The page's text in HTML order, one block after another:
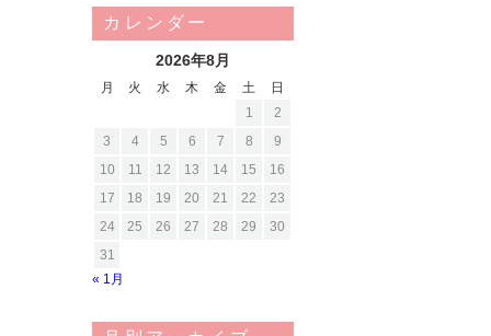
カレンダー
2026年8月
月 火 水 木 金 土
日
1
2
3
4 5 6 7 8
9
10
11 12 13 14 15
16
17
18 19 20 21 22
23
24
25 26 27 28 29
30
31
« 1月